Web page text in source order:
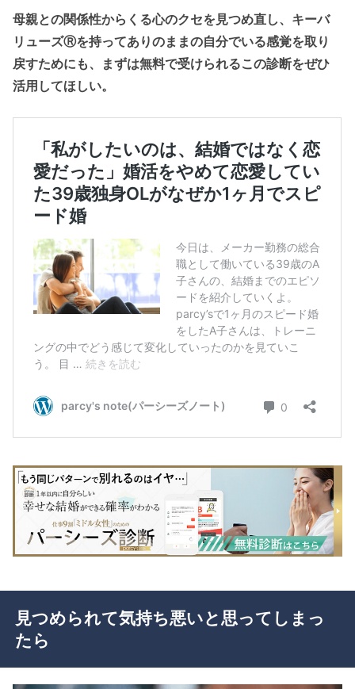
母親との関係性からくる心のクセを見つめ直し、キーバ
リューズⓇを持ってありのままの自分でいる感覚を取り
戻すためにも、まずは無料で受けられるこの診断をぜひ
活用してほしい。
見つめられて気持ち悪いと思ってしまっ
たら